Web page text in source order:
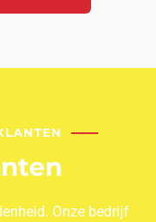
Onze bedrijf